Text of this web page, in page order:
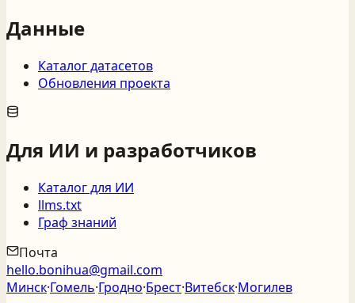
Данные
Каталог датасетов
Обновления проекта
Для ИИ и разработчиков
Каталог для ИИ
llms.txt
Граф знаний
Почта
hello.bonihua@gmail.com
Минск·Гомель·Гродно·Брест·Витебск·Могилев